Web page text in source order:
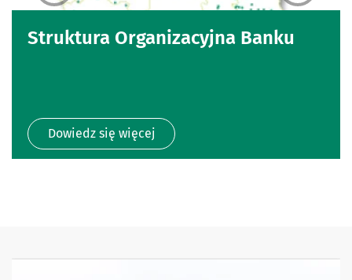
Struktura Organizacyjna Banku
Dowiedz się więcej